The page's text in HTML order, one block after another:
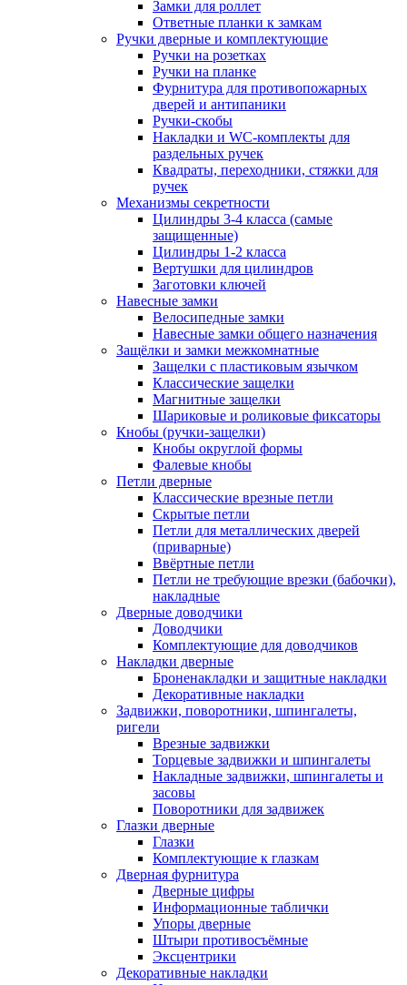
Замки для роллет
Ответные планки к замкам
Ручки дверные и комплектующие
Ручки на розетках
Ручки на планке
Фурнитура для противопожарных
дверей и антипаники
Ручки-скобы
Накладки и WC-комплекты для
раздельных ручек
Квадраты, переходники, стяжки для
ручек
Механизмы секретности
Цилиндры 3-4 класса (самые
защищенные)
Цилиндры 1-2 класса
Вертушки для цилиндров
Заготовки ключей
Навесные замки
Велосипедные замки
Навесные замки общего назначения
Защёлки и замки межкомнатные
Защелки с пластиковым язычком
Классические защелки
Магнитные защелки
Шариковые и роликовые фиксаторы
Кнобы (ручки-защелки)
Кнобы округлой формы
Фалевые кнобы
Петли дверные
Классические врезные петли
Скрытые петли
Петли для металлических дверей
(приварные)
Ввёртные петли
Петли не требующие врезки (бабочки),
накладные
Дверные доводчики
Доводчики
Комплектующие для доводчиков
Накладки дверные
Броненакладки и защитные накладки
Декоративные накладки
Задвижки, поворотники, шпингалеты,
ригели
Врезные задвижки
Торцевые задвижки и шпингалеты
Накладные задвижки, шпингалеты и
засовы
Поворотники для задвижек
Глазки дверные
Глазки
Комплектующие к глазкам
Дверная фурнитура
Дверные цифры
Информационные таблички
Упоры дверные
Штыри противосъёмные
Эксцентрики
Декоративные накладки